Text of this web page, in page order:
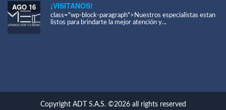
¡VISITANOS!
AGO 16
class="wp-block-paragraph">Nuestros especialistas estan
listos para brindarte la mejor atención y...
Copyright ADT S.A.S. ©2026 all rights reserved